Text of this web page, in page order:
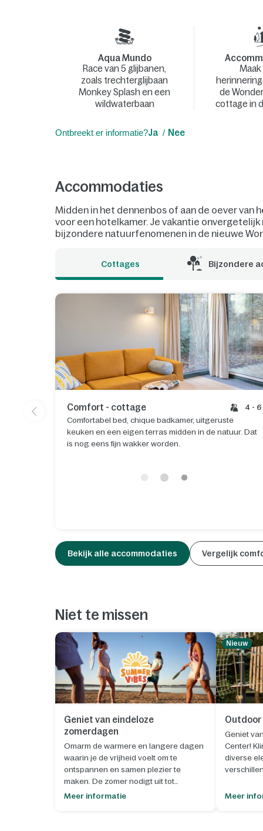
Aqua Mundo
Race van 5 glijbanen,
zoals trechterglijbaan
Monkey Splash en een
wildwaterbaan
de
cottage in
Ontbreekt er informatie?Ja Nee
Accommodaties
Midden in het dennenbos of aan de oever van
voor een hotelkamer. Je vakantie
bijzondere natuurfenomenen in de nieuwe
Cottages Bijzondere
Comfort - cottage
4 - 6
Comfortabel bed, chique badkamer, uitgeruste
keuken en een eigen terras midden in de natuur. Dat
is nog eens fijn wakker worden.
Bekijk alle accommodaties Vergelijk
Niet te missen
Geniet van eindeloze
zomerdagen
Omarm de warmere en langere dagen
waarin je de vrijheid voelt om te
ontspannen en samen plezier te
maken. De zomer nodigt uit tot
buitenleven, spontane momenten en
Meer informatie
Nieuw
Geniet
Center!
diverse
Meer